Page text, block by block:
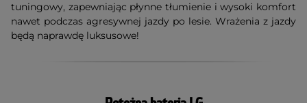
tuningowy, zapewniając płynne tłumienie i wysoki komfort
nawet podczas agresywnej jazdy po lesie. Wrażenia z jazdy
będą naprawdę luksusowe!